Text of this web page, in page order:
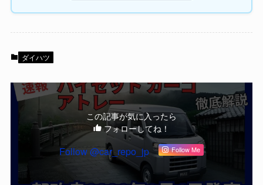
ダイハツ
この記事が気に入ったら
フォローしてね！
Follow @car_repo_jp Follow Me